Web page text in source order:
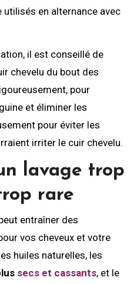
en alternance avec
il est conseillé de
chevelu du bout des
pour
et éliminer les
pour éviter les
irriter le cuir chevelu.
lavage trop
rare
entraîner des
vos cheveux et votre
huiles naturelles, les
secs et cassants, et le